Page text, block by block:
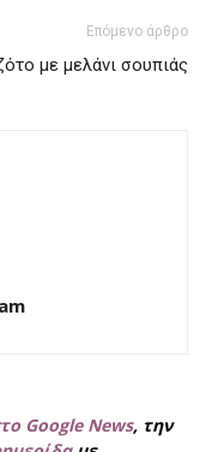
Επόμενο άρθρο
με μελάνι σουπιάς
Google News, την